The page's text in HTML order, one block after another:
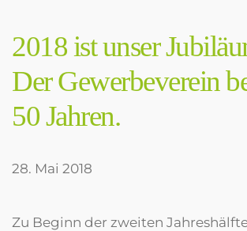
2018 ist unser
Der Gewerbeverein
50 Jahren.
28. Mai 2018
Zu Beginn der zweiten